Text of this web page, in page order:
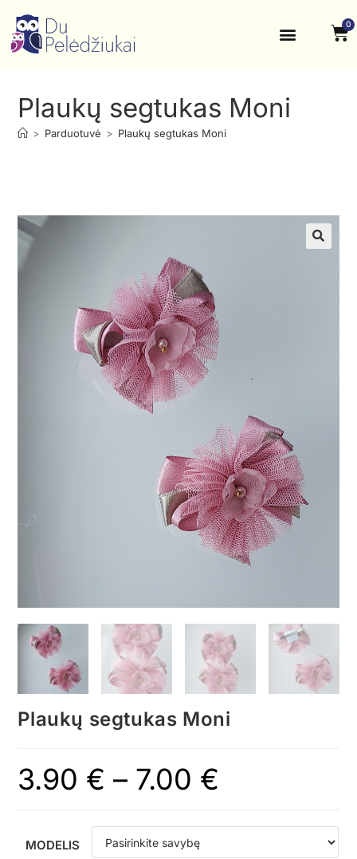
0
Plaukų segtukas Moni
> Parduotuvė > Plaukų segtukas Moni
Plaukų segtukas Moni
3.90 € – 7.00 €
MODELIS